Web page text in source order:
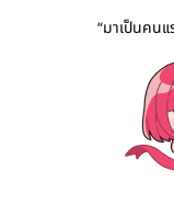
“มาเป็นคนแ